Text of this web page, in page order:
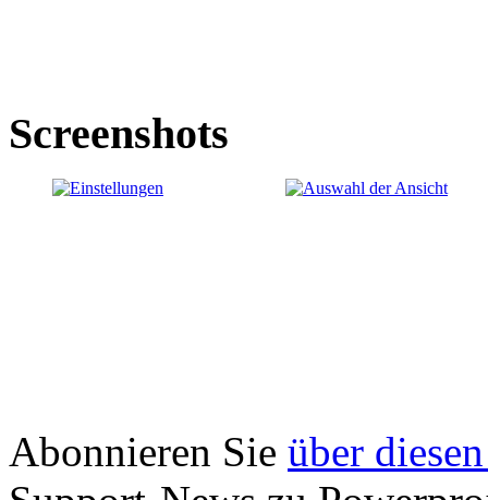
Screenshots
Abonnieren Sie über